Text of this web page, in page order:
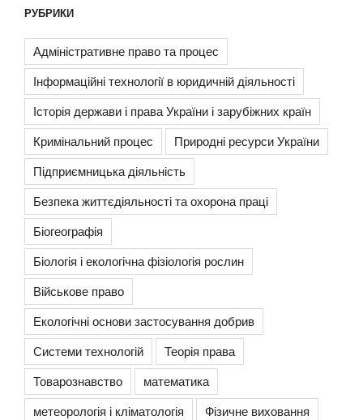
РУБРИКИ
Адміністративне право та процес
Інформаційні технології в юридичній діяльності
Історія держави і права України і зарубіжних країн
Кримінальний процес
Природні ресурси України
Підприємницька діяльність
Безпека життєдіяльності та охорона праці
Біогеографія
Біологія і екологічна фізіологія рослин
Військове право
Екологічні основи застосування добрив
Системи технологій
Теорія права
Товарознавство
математика
метеорологія і кліматологія
Фізичне виховання